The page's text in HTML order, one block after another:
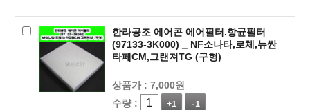
페이코 라이
구매
한라공조 에어콘 에어필터.항균필터
(97133-3K000) _ NF소나타,로체,뉴싼
타페CM,그랜져TG (구형)
상품가 : 7,000원
수량 :
+1 -1